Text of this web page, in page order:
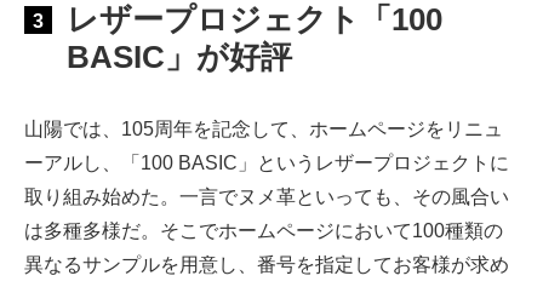
3
レザープロジェクト「100
BASIC」が好評
山陽では、105周年を記念して、ホームページをリニュ
ーアルし、「100 BASIC」というレザープロジェクトに
取り組み始めた。一言でヌメ革といっても、その風合い
は多種多様だ。そこでホームページにおいて100種類の
異なるサンプルを用意し、番号を指定してお客様が求め